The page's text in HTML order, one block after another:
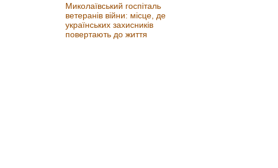
Миколаївський госпіталь
ветеранів війни: місце, де
українських захисників
повертають до життя